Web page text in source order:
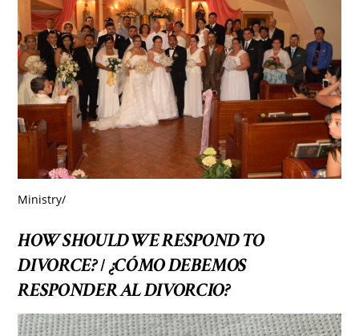
Ministry/
HOW SHOULD WE RESPOND TO
DIVORCE?/¿CÓMO DEBEMOS
RESPONDER AL DIVORCIO?